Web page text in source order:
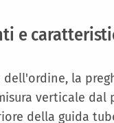
e
dell'ordine, la
verticale dal
della guida